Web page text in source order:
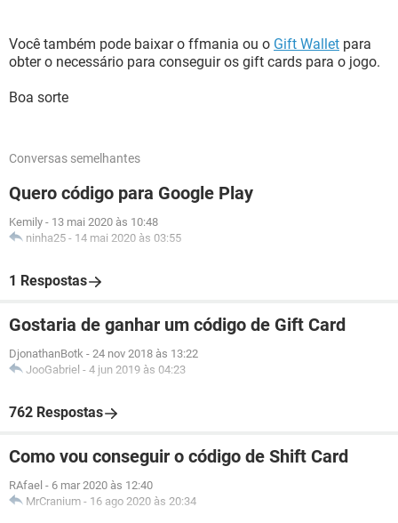
Você também pode baixar o ffmania ou o Gift Wallet para
obter o necessário para conseguir os gift cards para o jogo.
Boa sorte
Conversas semelhantes
Quero código para Google Play
Kemily - 13 mai 2020 às 10:48
ninha25 - 14 mai 2020 às 03:55
1 Respostas
Gostaria de ganhar um código de Gift Card
DjonathanBotk - 24 nov 2018 às 13:22
JooGabriel - 4 jun 2019 às 04:23
762 Respostas
Como vou conseguir o código de Shift Card
RAfael - 6 mar 2020 às 12:40
MrCranium - 16 ago 2020 às 20:34